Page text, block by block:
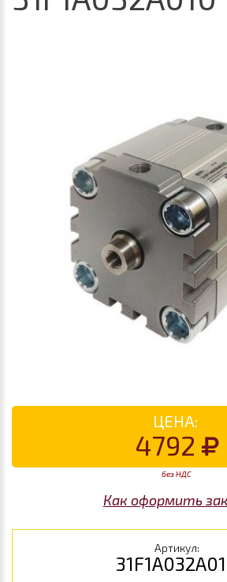
ЦЕНА:
4792
без НДС
Как оформить
Артикул: